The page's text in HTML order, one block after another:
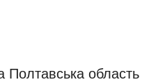
Полтавська область